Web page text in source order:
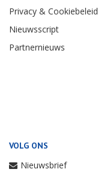
Privacy & Cookiebeleid
Nieuwsscript
Partnernieuws
VOLG ONS
Nieuwsbrief